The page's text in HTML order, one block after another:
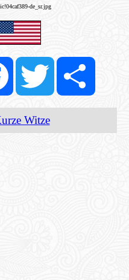
de_sr.jpg
FacebookTwitter
Witze